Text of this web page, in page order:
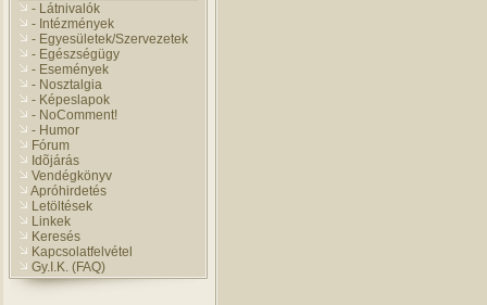
- Látnivalók
- Intézmények
- Egyesületek/Szervezetek
- Egészségügy
- Események
- Nosztalgia
- Képeslapok
- NoComment!
- Humor
Fórum
Idõjárás
Vendégkönyv
Apróhirdetés
Letöltések
Linkek
Keresés
Kapcsolatfelvétel
Gy.I.K. (FAQ)